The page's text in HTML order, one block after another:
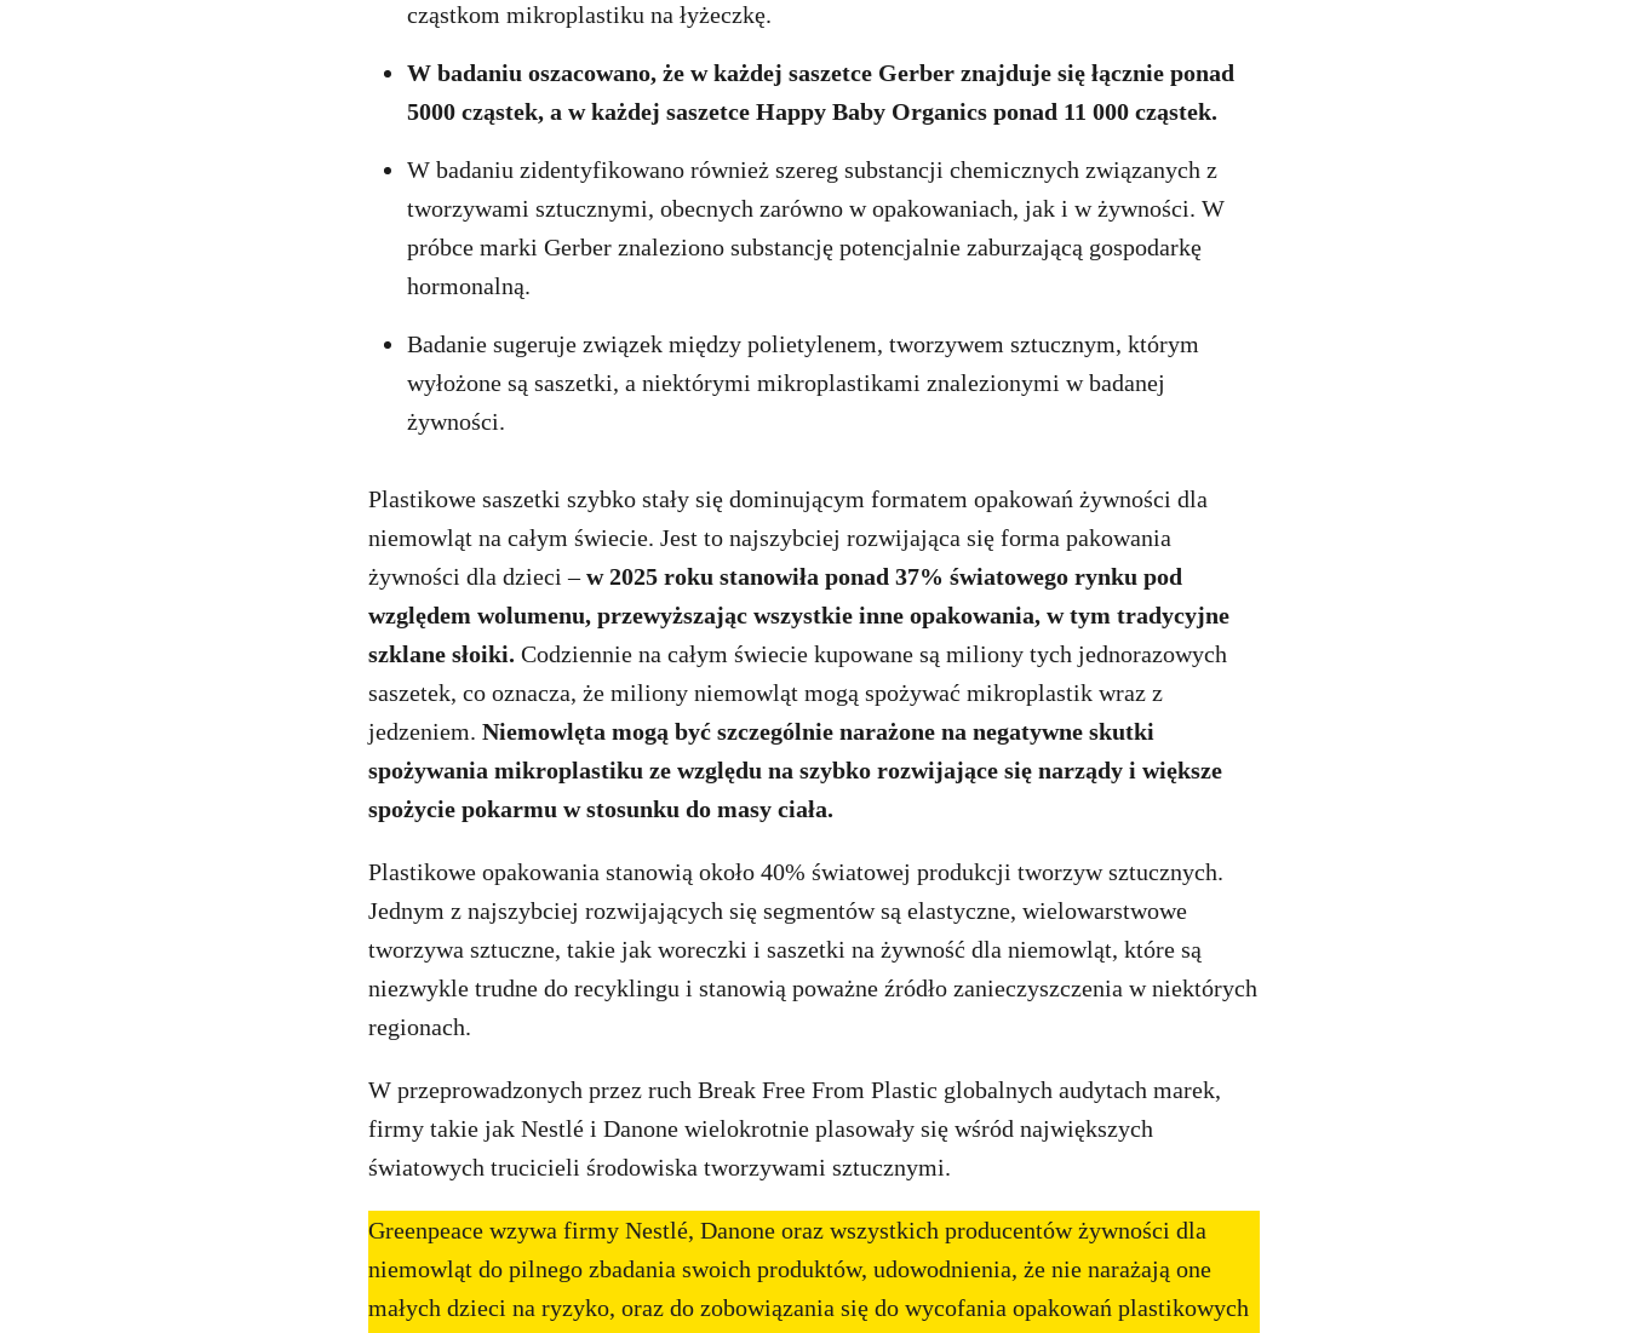
cząstkom mikroplastiku na łyżeczkę.
W badaniu oszacowano, że w każdej saszetce Gerber znajduje się łącznie ponad
5000 cząstek, a w każdej saszetce Happy Baby Organics ponad 11 000 cząstek.
W badaniu zidentyfikowano również szereg substancji chemicznych związanych z
tworzywami sztucznymi, obecnych zarówno w opakowaniach, jak i w żywności. W
próbce marki Gerber znaleziono substancję potencjalnie zaburzającą gospodarkę
hormonalną.
Badanie sugeruje związek między polietylenem, tworzywem sztucznym, którym
wyłożone są saszetki, a niektórymi mikroplastikami znalezionymi w badanej
żywności.
Plastikowe saszetki szybko stały się dominującym formatem opakowań żywności dla
niemowląt na całym świecie. Jest to najszybciej rozwijająca się forma pakowania
żywności dla dzieci –w 2025 roku stanowiła ponad 37% światowego rynku pod
względem wolumenu, przewyższając wszystkie inne opakowania, w tym tradycyjne
szklane słoiki. Codziennie na całym świecie kupowane są miliony tych jednorazowych
saszetek, co oznacza, że miliony niemowląt mogą spożywać mikroplastik wraz z
jedzeniem. Niemowlęta mogą być szczególnie narażone na negatywne skutki
spożywania mikroplastiku ze względu na szybko rozwijające się narządy i większe
spożycie pokarmu w stosunku do masy ciała.
Plastikowe opakowania stanowią około 40% światowej produkcji tworzyw sztucznych.
Jednym z najszybciej rozwijających się segmentów są elastyczne, wielowarstwowe
tworzywa sztuczne, takie jak woreczki i saszetki na żywność dla niemowląt, które są
niezwykle trudne do recyklingu i stanowią poważne źródło zanieczyszczenia w niektórych
regionach.
W przeprowadzonych przez ruch Break Free From Plastic globalnych audytach marek,
firmy takie jak Nestlé i Danone wielokrotnie plasowały się wśród największych
światowych trucicieli środowiska tworzywami sztucznymi.
Greenpeace wzywa firmy Nestlé, Danone oraz wszystkich producentów żywności dla
niemowląt do pilnego zbadania swoich produktów, udowodnienia, że nie narażają one
małych dzieci na ryzyko, oraz do zobowiązania się do wycofania opakowań plastikowych